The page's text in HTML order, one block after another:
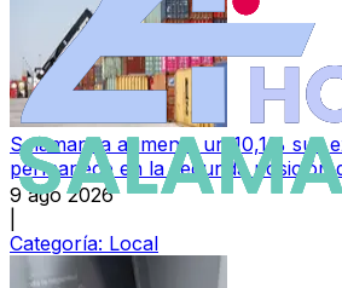
Salamanca aumenta un 10,1% sus
permanece en la segunda posición
9 ago 2026
Categoría: Local